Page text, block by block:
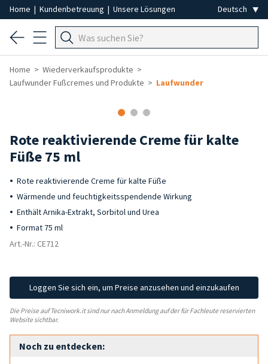
Home | Kundenbetreuung | Unsere Lösungen
Home
Wiederverkaufsprodukte
Laufwunder Fußcremes und Produkte
Laufwunder
Rote reaktivierende Creme für kalte
Füße 75 ml
Rote reaktivierende Creme für kalte Füße
Wärmende und feuchtigkeitsspendende Wirkung
Enthält Arnika-Extrakt, Sorbitol und Urea
Format 75 ml
Art.-Nr.: CE712
Loggen Sie sich ein, um Preise anzusehen und einzukaufen
Die Preise auf Tecniwork.it sind nur nach Anmeldung auf der für Fachleute reservierten
Website sichtbar.
Noch zu entdecken: